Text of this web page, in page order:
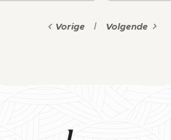
Vorige Volgende